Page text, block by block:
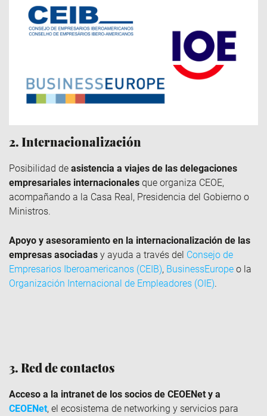
2. Internacionalización
Posibilidad de asistencia a viajes de las delegaciones
empresariales internacionales que organiza CEOE,
acompañando a la Casa Real, Presidencia del Gobierno o
Ministros.
Apoyo y asesoramiento en la internacionalización de las
empresas asociadas y ayuda a través del Consejo de
Empresarios Iberoamericanos (CEIB), BusinessEurope o la
Organización Internacional de Empleadores (OIE).
3. Red de contactos
Acceso a la intranet de los socios de CEOENet y a
CEOENet, el ecosistema de networking y servicios para